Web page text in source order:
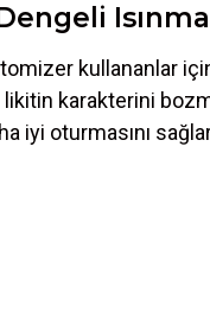
kullananlar
karakterini
iyi oturmasını